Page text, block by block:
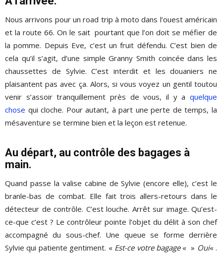
Nous arrivons pour un road trip à moto dans l’ouest américain
et la route 66. On le sait pourtant que l’on doit se méfier de
la pomme. Depuis Eve, c’est un fruit défendu. C’est bien de
cela qu’il s’agit, d’une simple Granny Smith coincée dans les
chaussettes de Sylvie. C’est interdit et les douaniers ne
plaisantent pas avec ça. Alors, si vous voyez un gentil toutou
venir s’assoir tranquillement près de vous, il y a quelque
chose qui cloche. Pour autant, à part une perte de temps, la
mésaventure se termine bien et la leçon est retenue.
Au départ, au contrôle des bagages à
main.
Quand passe la valise cabine de Sylvie (encore elle), c’est le
branle-bas de combat. Elle fait trois allers-retours dans le
détecteur de contrôle. C’est louche. Arrêt sur image. Qu’est-
ce-que c’est ? Le contrôleur pointe l’objet du délit à son chef
accompagné du sous-chef. Une queue se forme derrière
Sylvie qui patiente gentiment. « Est-ce votre bagage« » Oui« .